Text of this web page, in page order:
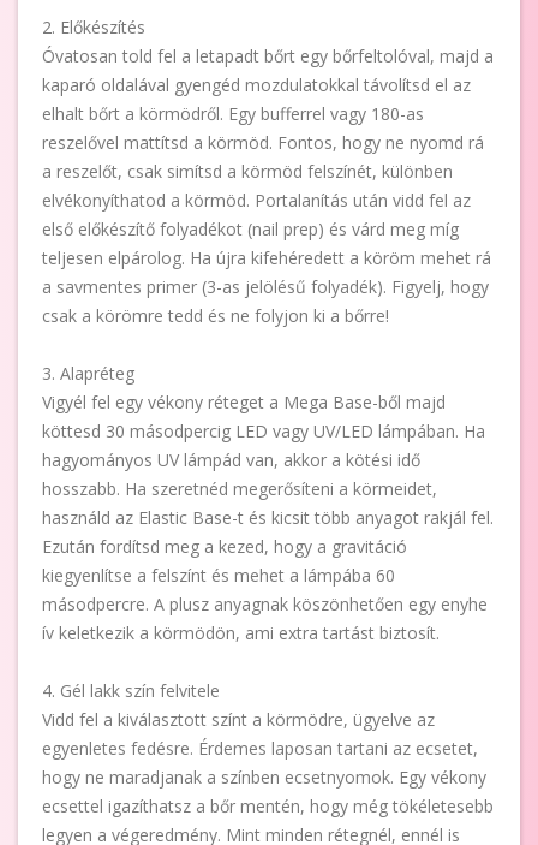
2. Előkészítés
Óvatosan told fel a letapadt bőrt egy bőrfeltolóval, majd a
kaparó oldalával gyengéd mozdulatokkal távolítsd el az
elhalt bőrt a körmödről. Egy bufferrel vagy 180-as
reszelővel mattítsd a körmöd. Fontos, hogy ne nyomd rá
a reszelőt, csak simítsd a körmöd felszínét, különben
elvékonyíthatod a körmöd. Portalanítás után vidd fel az
első előkészítő folyadékot (nail prep) és várd meg míg
teljesen elpárolog. Ha újra kifehéredett a köröm mehet rá
a savmentes primer (3-as jelölésű folyadék). Figyelj, hogy
csak a körömre tedd és ne folyjon ki a bőrre!
3. Alapréteg
Vigyél fel egy vékony réteget a Mega Base-ből majd
köttesd 30 másodpercig LED vagy UV/LED lámpában. Ha
hagyományos UV lámpád van, akkor a kötési idő
hosszabb. Ha szeretnéd megerősíteni a körmeidet,
használd az Elastic Base-t és kicsit több anyagot rakjál fel.
Ezután fordítsd meg a kezed, hogy a gravitáció
kiegyenlítse a felszínt és mehet a lámpába 60
másodpercre. A plusz anyagnak köszönhetően egy enyhe
ív keletkezik a körmödön, ami extra tartást biztosít.
4. Gél lakk szín felvitele
Vidd fel a kiválasztott színt a körmödre, ügyelve az
egyenletes fedésre. Érdemes laposan tartani az ecsetet,
hogy ne maradjanak a színben ecsetnyomok. Egy vékony
ecsettel igazíthatsz a bőr mentén, hogy még tökéletesebb
legyen a végeredmény. Mint minden rétegnél, ennél is